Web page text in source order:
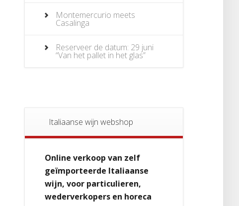
Montemercurio meets
Casalinga
Reserveer de datum: 29 juni
“Van het pallet in het glas”
Italiaanse wijn webshop
Online verkoop van zelf
geïmporteerde Italiaanse
wijn, voor particulieren,
wederverkopers en horeca